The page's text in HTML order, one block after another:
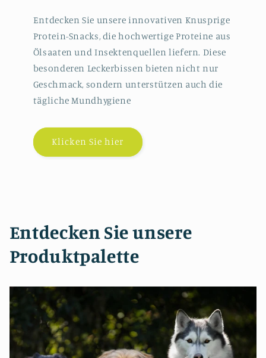
Entdecken Sie unsere innovativen Knusprige
Protein-Snacks, die hochwertige Proteine aus
Ölsaaten und Insektenquellen liefern. Diese
besonderen Leckerbissen bieten nicht nur
Geschmack, sondern unterstützen auch die
tägliche Mundhygiene
Klicken Sie hier
Entdecken Sie unsere
Produktpalette